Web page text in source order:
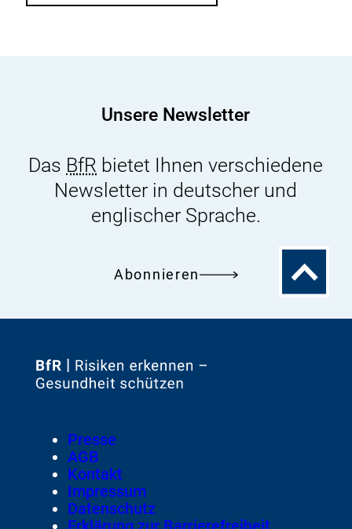
Unsere Newsletter
Das BfR bietet Ihnen verschiedene
Newsletter in deutscher und
englischer Sprache.
Abonnieren
Zum
Zur
Footer
Meta-
Navigation
Presse
AGB
Kontakt
Impressum
Datenschutz